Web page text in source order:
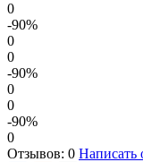
0
-90%
0
0
-90%
0
0
-90%
0
Отзывов: 0 Написать